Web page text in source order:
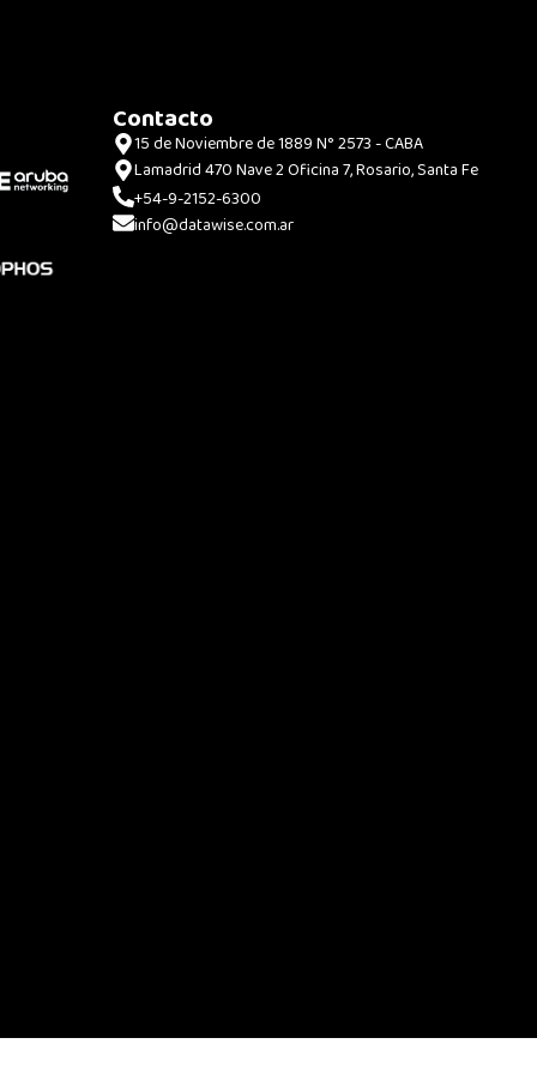
Contacto
15 de Noviembre de 1889 N° 2573 - CABA
Lamadrid 470 Nave 2 Oficina 7, Rosario, Santa Fe
+54-9-2152-6300
info@datawise.com.ar